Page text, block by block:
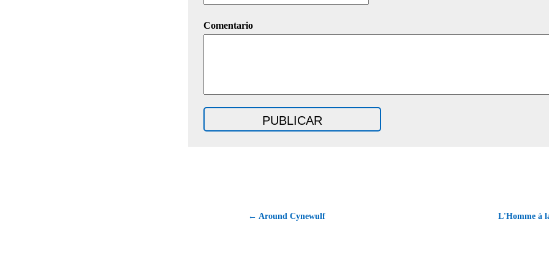
Comentario
← Around Cynewulf L'Homme à